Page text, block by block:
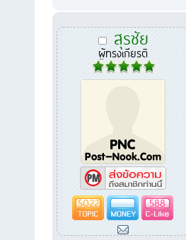
สุรชัย
ผู้ทรงเกียรติ
5022 588